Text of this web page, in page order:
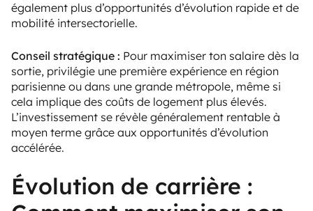
également plus d’opportunités d’évolution rapide et de
mobilité intersectorielle.
Conseil stratégique : Pour maximiser ton salaire dès la
sortie, privilégie une première expérience en région
parisienne ou dans une grande métropole, même si
cela implique des coûts de logement plus élevés.
L’investissement se révèle généralement rentable à
moyen terme grâce aux opportunités d’évolution
accélérée.
Évolution de carrière :